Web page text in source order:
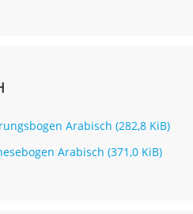
Arabisch (282,8 KiB)
Arabisch (371,0 KiB)